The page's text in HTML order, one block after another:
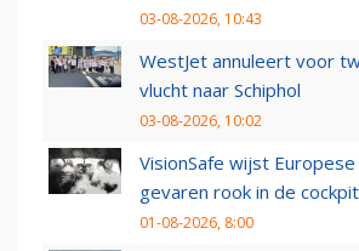
03-08-2026, 10:43
WestJet annuleert voor
vlucht naar Schiphol
03-08-2026, 10:02
VisionSafe wijst
gevaren rook in de cockpit
01-08-2026, 8:00